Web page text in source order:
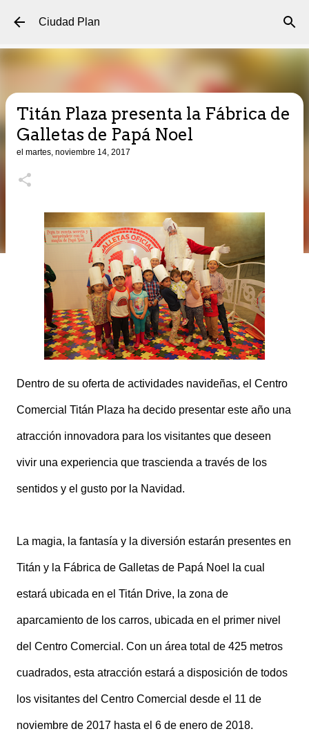
Ir al contenido principal
Ciudad Plan
Titán Plaza presenta la Fábrica de
Galletas de Papá Noel
el martes, noviembre 14, 2017
Dentro de su oferta de actividades navideñas, el Centro
Comercial Titán Plaza ha decido presentar este año una
atracción innovadora para los visitantes que deseen
vivir una experiencia que trascienda a través de los
sentidos y el gusto por la Navidad.
La magia, la fantasía y la diversión estarán presentes en
Titán y la Fábrica de Galletas de Papá Noel la cual
estará ubicada en el Titán Drive, la zona de
aparcamiento de los carros, ubicada en el primer nivel
del Centro Comercial. Con un área total de 425 metros
cuadrados, esta atracción estará a disposición de todos
los visitantes del Centro Comercial desde el 11 de
noviembre de 2017 hasta el 6 de enero de 2018.